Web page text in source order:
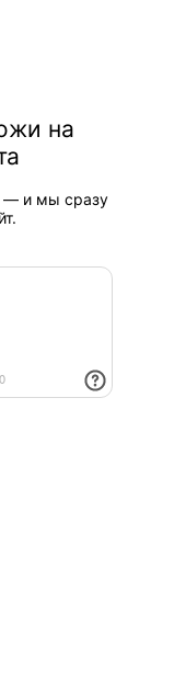
на
— и мы сразу